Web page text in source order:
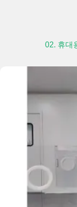
02. 휴대